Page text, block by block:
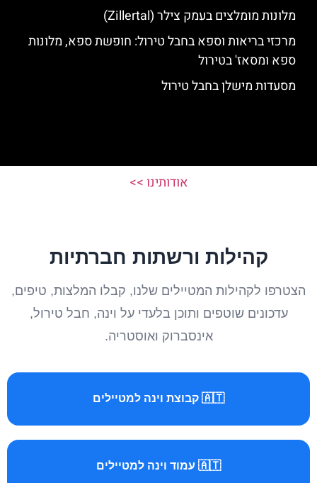
מלונות מומלצים בעמק צילר (Zillertal)
מרכזי בריאות וספא בחבל טירול: חופשת ספא, מלונות
ספא ומסאז' בטירול
מסעדות מישלן בחבל טירול
אודותינו >>
קהילות ורשתות חברתיות
הצטרפו לקהילות המטיילים שלנו, קבלו המלצות, טיפים,
עדכונים שוטפים ותוכן בלעדי על וינה, חבל טירול,
אינסברוק ואוסטריה.
🇦🇹 קבוצת וינה למטיילים
🇦🇹 עמוד וינה למטיילים